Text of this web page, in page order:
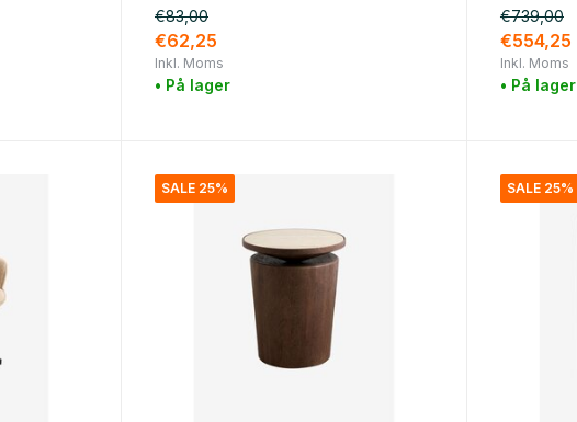
€83,00
€62,25
Inkl. Moms
• På lager
€739,00
€554,25
Inkl. Moms
• På lager
SALE 25% SALE 25%